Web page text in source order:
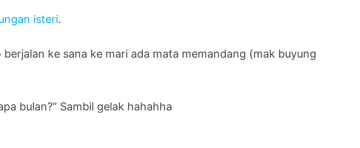
isteri.
ke sana ke mari ada mata memandang (mak buyung
bulan?” Sambil gelak hahahha